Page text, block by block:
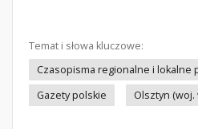
Temat i słowa kluczowe:
Czasopisma regionalne i lokalne
Gazety polskie
Olsztyn